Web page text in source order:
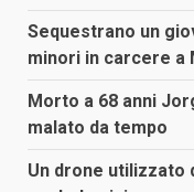
Sequestrano un
minori in carcere a
Morto a 68 anni
malato da tempo
Un drone utilizzato